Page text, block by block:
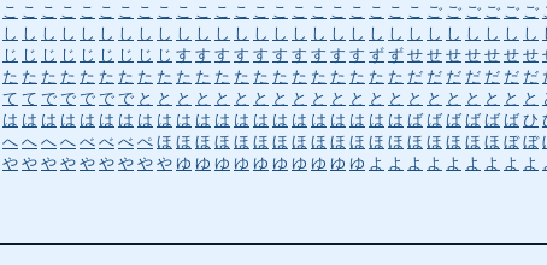
こ こ こ こ こ こ こ こ こ こ こ こ こ こ こ こ こ こ こ こ こ こ ご ご ご ご ご ご
し し し し し し し し し し し し し し し し し し し し し し し し し し し し
じ じ じ じ じ じ じ じ じ す す す す す す す す す す ず ず せ せ せ せ せ せ せ
た た た た た た た た た た た た た た た た た た た た た だ だ だ だ だ だ だ
て て で で で で で と と と と と と と と と と と と と と と と と と と と と
は は は は は は は は は は は は は は は は は は は は は ば ば ば ば ば ば ひ
へ へ へ へ べ べ べ ぺ ほ ほ ほ ほ ほ ほ ほ ほ ほ ほ ほ ほ ほ ほ ほ ほ ほ ほ ぼ ぼ
や や や や や や や や や ゆ ゆ ゆ ゆ ゆ ゆ ゆ ゆ ゆ ゆ よ よ よ よ よ よ よ よ よ